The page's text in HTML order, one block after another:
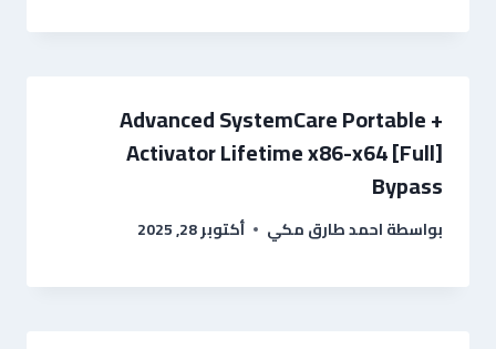
Advanced SystemCare Portable +
Activator Lifetime x86-x64 [Full]
Bypass
بواسطةاحمد طارق مكي أكتوبر 28, 2025